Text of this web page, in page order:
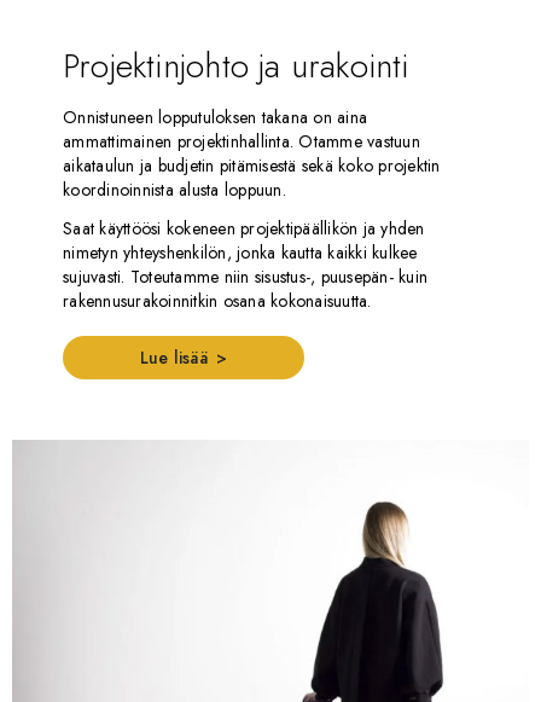
Projektinjohto ja urakointi
Onnistuneen lopputuloksen takana on aina
ammattimainen projektinhallinta. Otamme vastuun
aikataulun ja budjetin pitämisestä sekä koko projektin
koordinoinnista alusta loppuun.
Saat käyttöösi kokeneen projektipäällikön ja yhden
nimetyn yhteyshenkilön, jonka kautta kaikki kulkee
sujuvasti. Toteutamme niin sisustus-, puusepän- kuin
rakennusurakoinnitkin osana kokonaisuutta.
Lue lisää